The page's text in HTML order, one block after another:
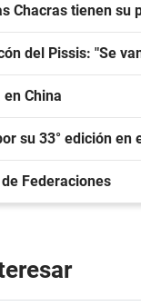
Chacras tienen su
del Pissis: "Se
China
su 33° edición en
Federaciones